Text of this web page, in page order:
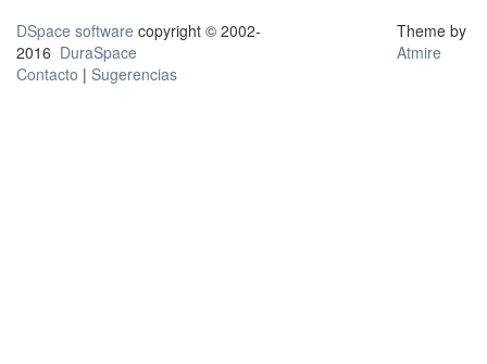
DSpace software copyright © 2002-
2016 DuraSpace
Contacto | Sugerencias
Theme by
Atmire